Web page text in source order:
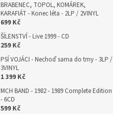
BRABENEC, TOPOL, KOMÁREK,
KARAFIÁT - Konec léta - 2LP / 2VINYL
699 Kč
ŠÍLENSTVÍ - Live 1999 - CD
259 Kč
PSÍ VOJÁCI - Nechoď sama do tmy - 3LP /
3VINYL
1 399 Kč
MCH BAND - 1982 - 1989 Complete Edition
- 6CD
599 Kč